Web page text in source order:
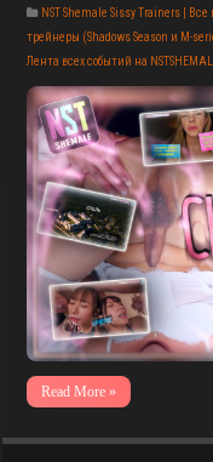
NST Shemale Sissy Trainers | Все
трейнеры (Shadows Season и M-
Лента всех событий на
Read More »